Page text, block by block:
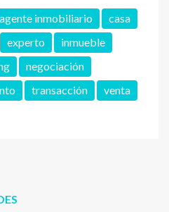
agente inmobiliario
casa
experto
inmueble
negociación
transacción
venta